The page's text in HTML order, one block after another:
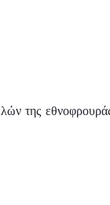
της